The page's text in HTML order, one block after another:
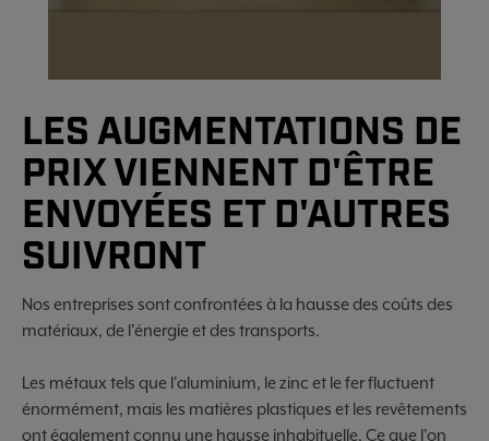
LES AUGMENTATIONS DE
PRIX VIENNENT D'ÊTRE
ENVOYÉES ET D'AUTRES
SUIVRONT
Nos entreprises sont confrontées à la hausse des coûts des
matériaux, de l'énergie et des transports.
Les métaux tels que l'aluminium, le zinc et le fer fluctuent
énormément, mais les matières plastiques et les revêtements
ont également connu une hausse inhabituelle. Ce que l'on